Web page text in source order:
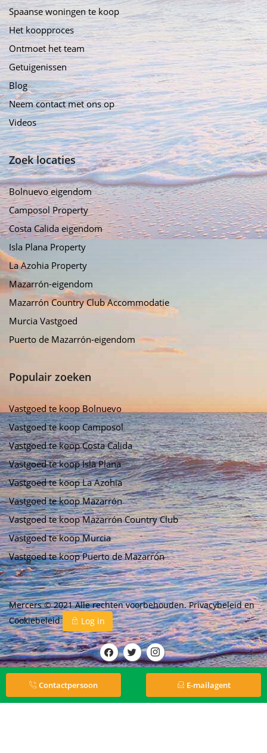
Spaanse woningen te koop
Het koopproces
Ontmoet het team
Getuigenissen
Blog
Neem contact met ons op
Videos
Zoek locaties
Bolnuevo eigendom
Camposol Property
Costa Calida eigendom
Isla Plana Property
La Azohia Property
Mazarrón-eigendom
Mazarrón Country Club Accommodatie
Murcia Vastgoed
Puerto de Mazarrón-eigendom
Populair zoeken
Vastgoed te koop Bolnuevo
Vastgoed te koop Camposol
Vastgoed te koop Costa Calida
Vastgoed te koop Isla Plana
Vastgoed te koop La Azohia
Vastgoed te koop Mazarrón
Vastgoed te koop Mazarrón Country Club
Vastgoed te koop Murcia
Vastgoed te koop Puerto de Mazarrón
Mercers © 2021 Alle rechten voorbehouden.Privacybeleiden
Cookiebeleid
Log in
Contactpersoon E-mailagent